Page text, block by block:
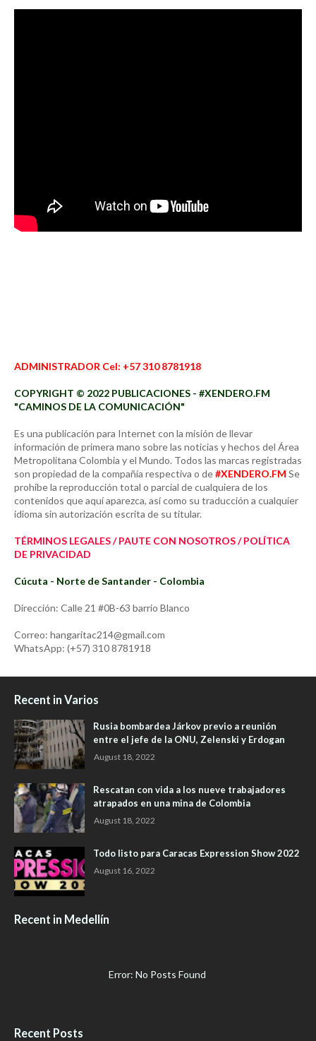
ADMINISTRADOR Cel: +57 310 8781918
COPYRIGHT © 2022 PUBLICACIONES - #XENDERO.FM
"CAMINOS DE LA COMUNICACIÓN"
Es una publicación para Internet con la misión de llevar
información de primera mano sobre las noticias y hechos del Área
Metropolitana Colombia y el Mundo. Todos las marcas registradas
son propiedad de la compañía respectiva o de#XENDERO.FM Se
prohíbe la reproducción total o parcial de cualquiera de los
contenidos que aquí aparezca, así como su traducción a cualquier
idioma sin autorización escrita de su titular.
TÉRMINOS LEGALES / PAUTE CON NOSOTROS / POLÍTICA
DE PRIVACIDAD
Cúcuta - Norte de Santander - Colombia
Dirección: Calle 21 #0B-63 barrio Blanco
Correo: hangaritac214@gmail.com
WhatsApp: (+57) 310 8781918
Recent in Varios
Rusia bombardea Járkov previo a reunión
entre el jefe de la ONU, Zelenski y Erdogan
August 18, 2022
Rescatan con vida a los nueve trabajadores
atrapados en una mina de Colombia
August 18, 2022
Todo listo para Caracas Expression Show 2022
August 16, 2022
Recent in Medellín
Error: No Posts Found
Recent Posts